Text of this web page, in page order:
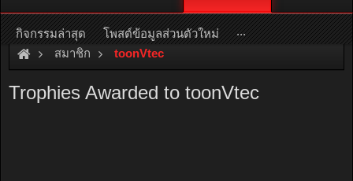
หรืออ่านรายละเอียดเพิ่มเติม คลิกที่นี่
สมาชิก toonVtec
Trophies Awarded to toonVtec
กิจกรรมล่าสุด โพสต์ข้อมูลส่วนตัวใหม่ ...